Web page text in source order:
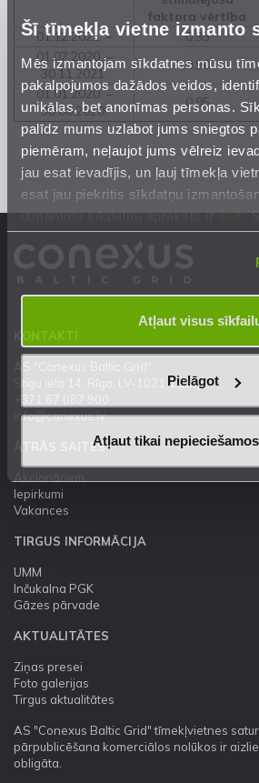
Šī tīmekļa vietne izmanto
Mēs izmantojam sīkdatnes mūsu
pakalpojumos dažādos veidos,
unikālas, bet anonīmas personas.
palīdz mums uzlabot jums sniegtos
piemēram, neļaujot jums vēlreiz
jau esat ievadījis, un ļauj tīmekļa
esat jau piekritis sīkdatņu
izmantoto sīkdatņu apraksts iršeit.
mūsuPrivātuma atrunā.
Atļaut visus
Pielāgot
Atļaut tikai
faktora vērtība
01.12.2021. –
0,95
01.07.2020. –
30.11.2021.
0,90
01.01.2020. –
30.06.2020.
0,95
Stigu iela 14, Rīga, LV-1021, Latvija
info@conexus.lv
ĀTRĀS SAITES
Iepirkumi
Vakances
TIRGUS INFORMĀCIJA
UMM
Inčukalna PGK
Gāzes pārvade
AKTUALITĀTES
Ziņas presei
Foto galerijas
Tirgus aktualitātes
AS "Conexus Baltic Grid" tīmekļvietnes
pārpublicēšana komerciālos nolūkos ir
obligāta.